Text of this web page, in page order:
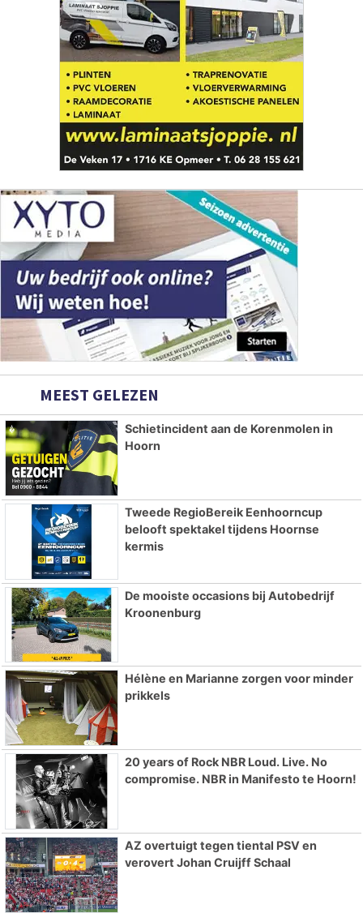
MEEST GELEZEN
Schietincident aan de Korenmolen in
Hoorn
Tweede RegioBereik Eenhoorncup
belooft spektakel tijdens Hoornse
kermis
De mooiste occasions bij Autobedrijf
Kroonenburg
Hélène en Marianne zorgen voor minder
prikkels
20 years of Rock NBR Loud. Live. No
compromise. NBR in Manifesto te Hoorn!
AZ overtuigt tegen tiental PSV en
verovert Johan Cruijff Schaal